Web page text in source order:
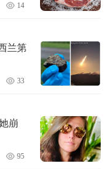
14
兰第
33
崩
95